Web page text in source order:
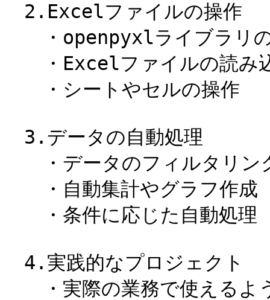
2.Excelファイルの操作
・openpyxlライブラリの
・Excelファイルの読み
・シートやセルの操作
3.データの自動処理
・データのフィルタリン
・自動集計やグラフ作成
・条件に応じた自動処理
4.実践的なプロジェクト
・実際の業務で使えるよ